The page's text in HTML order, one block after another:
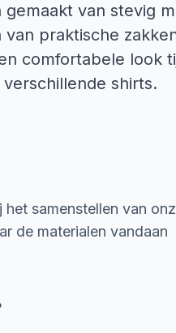
van stevig
praktische
comfortabele look
shirts.
samenstellen van
de materialen vandaan